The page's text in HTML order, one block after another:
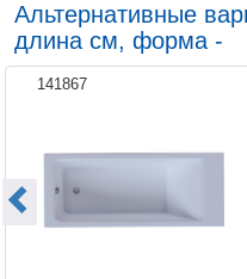
Альтернативные
длина см, форма -
141867